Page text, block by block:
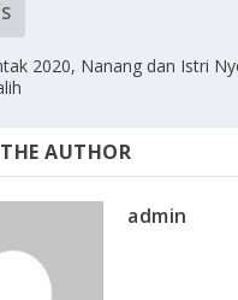
2020, Nanang dan Istri
AUTHOR
admin